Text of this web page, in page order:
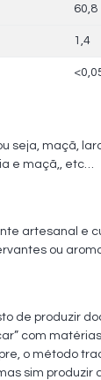
60,8
1,4
seja, maçã,
e maçã,, etc…
artesanal e
ou
de produzir
com
o método
sim produzir